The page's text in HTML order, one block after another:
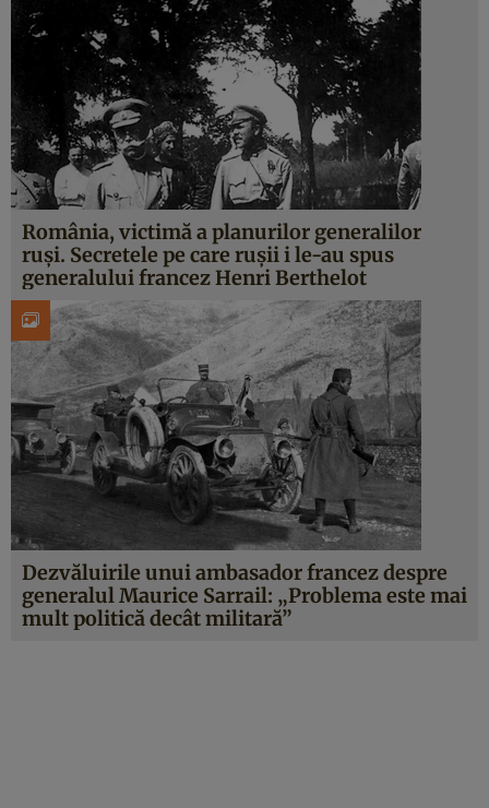
România, victimă a planurilor generalilor
ruși. Secretele pe care rușii i le-au spus
generalului francez Henri Berthelot
Dezvăluirile unui ambasador francez despre
generalul Maurice Sarrail: „Problema este mai
mult politică decât militară”